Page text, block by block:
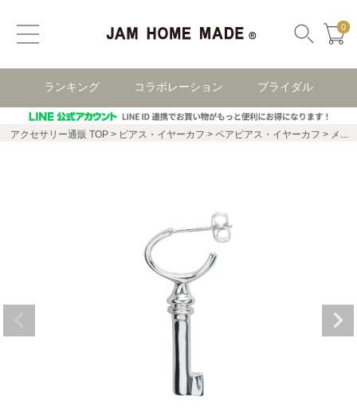
0
ランキング コラボレーション ブライダル
アクセサリー通販 TOP ピアス・イヤーカフ ペアピアス・イヤーカフ メンズのピアス